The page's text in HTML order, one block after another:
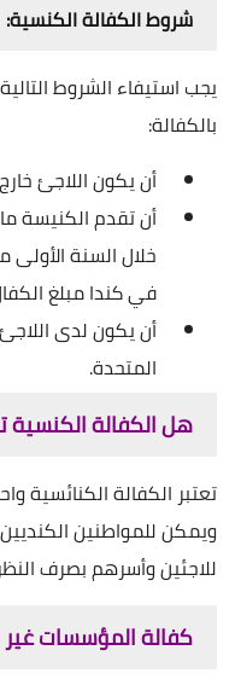
شروط الكفالة الكنسية:
يجب استيفاء الشروط
بالكفالة:
أن يكون اللاجئ
أن تقدم الكنيسة
خلال السنة الأولى
في كندا مبلغ
أن يكون لدى
المتحدة.
هل الكفالة
تعتبر الكفالة الكنائسية
ويمكن للمواطنين
للاجئين وأسرهم بصرف
كفالة المؤسسات غير